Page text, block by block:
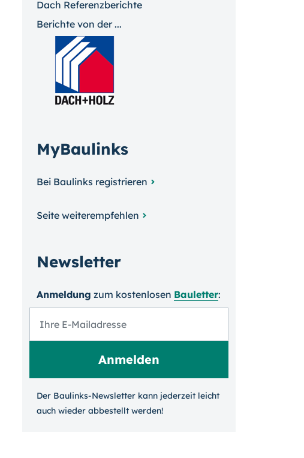
Dach Referenzberichte
Berichte von der ...
MyBaulinks
Bei Baulinks registrieren
Seite weiterempfehlen
Newsletter
Anmeldung zum kosten­losen Bauletter:
Der Baulinks-Newsletter kann jeder­zeit leicht
auch wieder ab­bestellt werden!